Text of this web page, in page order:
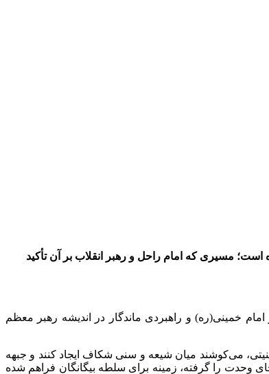
مسیری که امام راحل و رهبر انقلاب بر آن تأکید
خمینی(ره) و راهبردی ماندگار در اندیشه رهبر معظم
می‌کوشند میان شیعه و سنی شکاف ایجاد کنند و جبهه
وحدت را گرفته، زمینه برای سلطه بیگانگان فراهم شده